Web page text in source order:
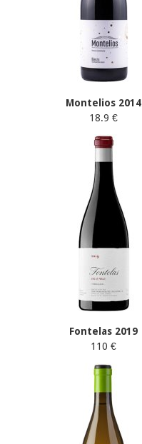
Montelios 2014
18.9 €
Fontelas 2019
110 €